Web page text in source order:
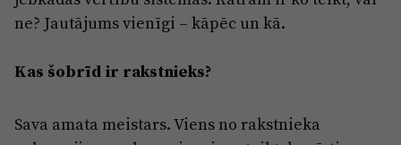
ne? Jautājums vienīgi – kāpēc un kā.
Kas šobrīd ir rakstnieks?
Sava amata meistars. Viens no rakstnieka